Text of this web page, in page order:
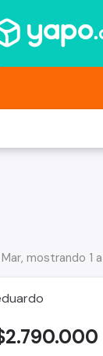
mostrando 1